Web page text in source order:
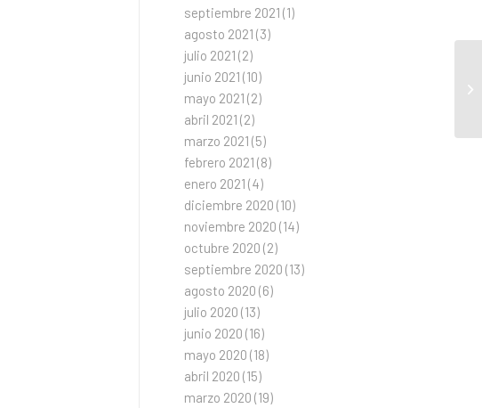
septiembre 2021 (1)
agosto 2021 (3)
julio 2021 (2)
junio 2021 (10)
mayo 2021 (2)
abril 2021 (2)
marzo 2021 (5)
febrero 2021 (8)
enero 2021 (4)
diciembre 2020 (10)
noviembre 2020 (14)
octubre 2020 (2)
septiembre 2020 (13)
agosto 2020 (6)
julio 2020 (13)
junio 2020 (16)
mayo 2020 (18)
abril 2020 (15)
marzo 2020 (19)